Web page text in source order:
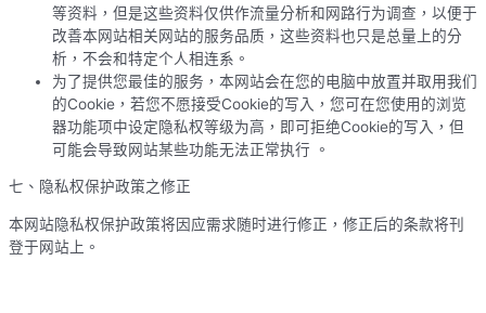
等资料，但是这些资料仅供作流量分析和网路行为调查，以便于
改善本网站相关网站的服务品质，这些资料也只是总量上的分
析，不会和特定个人相连系。
为了提供您最佳的服务，本网站会在您的电脑中放置并取用我们
的Cookie，若您不愿接受Cookie的写入，您可在您使用的浏览
器功能项中设定隐私权等级为高，即可拒绝Cookie的写入，但
可能会导致网站某些功能无法正常执行 。
七、隐私权保护政策之修正
本网站隐私权保护政策将因应需求随时进行修正，修正后的条款将刊
登于网站上。